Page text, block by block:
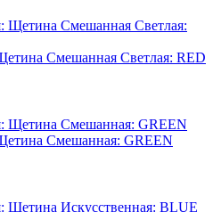
Смешанная Светлая: RED
Смешанная: GREEN